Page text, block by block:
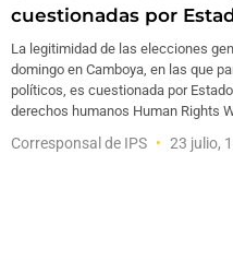
cuestionadas por
La legitimidad de las elecciones
domingo en Camboya, en las que
políticos, es cuestionada por
derechos humanos Human Rights
Corresponsal de IPS 23 julio,